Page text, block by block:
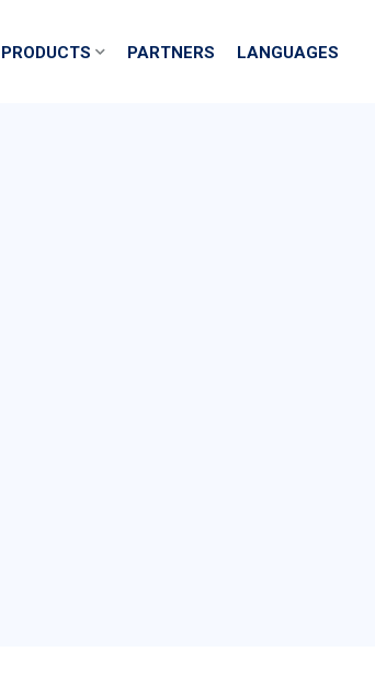
PRODUCTS PARTNERS LANGUAGES